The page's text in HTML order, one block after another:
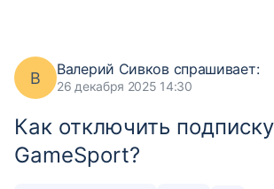
В Валерий Сивковспрашивает:
26 декабря 2025 14:30
Как отключить подписку
GameSport?